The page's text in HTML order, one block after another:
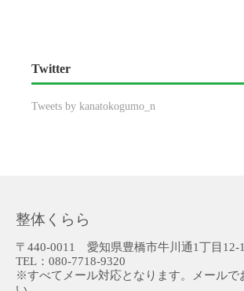
Twitter
Tweets by kanatokogumo_n
整体くらら
〒440-0011 愛知県豊橋市牛川通1丁目12-
TEL：080-7718-9320
※すべてメール対応となります。メールで